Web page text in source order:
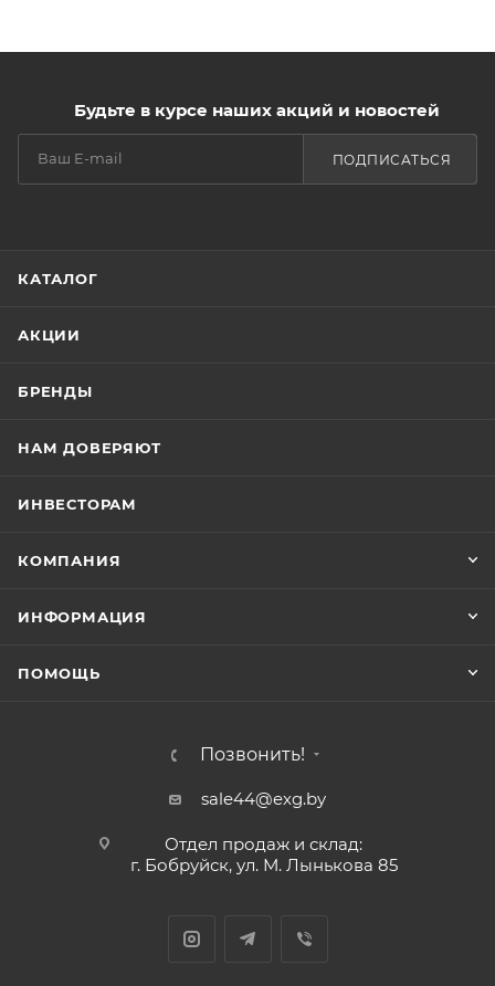
Кремовая нелипкая текстура очень комфортно
ощущается на губах, не растекается и не западает в
морщинки и складочки. Удобный аппликатор
Будьте в курсе наших акций и новостей
ПОДПИСАТЬСЯ
КАТАЛОГ
АКЦИИ
БРЕНДЫ
НАМ ДОВЕРЯЮТ
ИНВЕСТОРАМ
КОМПАНИЯ
ИНФОРМАЦИЯ
ПОМОЩЬ
Позвонить!
sale44@exg.by
Отдел продаж и склад:
г. Бобруйск, ул. М. Лынькова 85